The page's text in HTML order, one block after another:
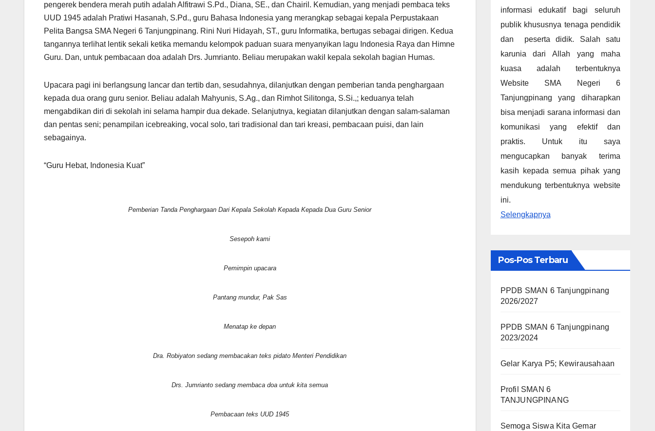
pengerek bendera merah putih adalah Alfitrawi S.Pd., Diana, SE., dan Chairil. Kemudian, yang menjadi pembaca teks
UUD 1945 adalah Pratiwi Hasanah, S.Pd., guru Bahasa Indonesia yang merangkap sebagai kepala Perpustakaan
Pelita Bangsa SMA Negeri 6 Tanjungpinang. Rini Nuri Hidayah, ST., guru Informatika, bertugas sebagai dirigen. Kedua
tangannya terlihat lentik sekali ketika memandu kelompok paduan suara menyanyikan lagu Indonesia Raya dan Himne
Guru. Dan, untuk pembacaan doa adalah Drs. Jumrianto. Beliau merupakan wakil kepala sekolah bagian Humas.
Upacara pagi ini berlangsung lancar dan tertib dan, sesudahnya, dilanjutkan dengan pemberian tanda penghargaan
kepada dua orang guru senior. Beliau adalah Mahyunis, S.Ag., dan Rimhot Silitonga, S.Si.,; keduanya telah
mengabdikan diri di sekolah ini selama hampir dua dekade. Selanjutnya, kegiatan dilanjutkan dengan salam-salaman
dan pentas seni; penampilan icebreaking, vocal solo, tari tradisional dan tari kreasi, pembacaan puisi, dan lain
sebagainya.
“Guru Hebat, Indonesia Kuat”
Pemberian Tanda Penghargaan Dari Kepala Sekolah Kepada Kepada Dua Guru Senior
Sesepoh kami
Pemimpin upacara
Pantang mundur, Pak Sas
Menatap ke depan
Dra. Robiyaton sedang membacakan teks pidato Menteri Pendidikan
Drs. Jumrianto sedang membaca doa untuk kita semua
Pembacaan teks UUD 1945
informasi edukatif bagi seluruh
publik khususnya tenaga pendidik
dan peserta didik. Salah satu
karunia dari Allah yang maha
kuasa adalah terbentuknya
Website SMA Negeri 6
Tanjungpinang yang diharapkan
bisa menjadi sarana informasi dan
komunikasi yang efektif dan
praktis. Untuk itu saya
mengucapkan banyak terima
kasih kepada semua pihak yang
mendukung terbentuknya website
ini.
Selengkapnya
Pos-Pos Terbaru
PPDB SMAN 6 Tanjungpinang
2026/2027
PPDB SMAN 6 Tanjungpinang
2023/2024
Gelar Karya P5; Kewirausahaan
Profil SMAN 6
TANJUNGPINANG
Semoga Siswa Kita Gemar